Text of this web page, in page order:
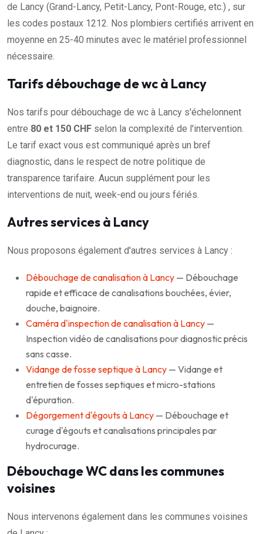
de Lancy (Grand-Lancy, Petit-Lancy, Pont-Rouge, etc.) , sur
les codes postaux 1212. Nos plombiers certifiés arrivent en
moyenne en 25-40 minutes avec le matériel professionnel
nécessaire.
Tarifs débouchage de wc à Lancy
Nos tarifs pour débouchage de wc à Lancy s'échelonnent
entre 80 et 150 CHF selon la complexité de l'intervention.
Le tarif exact vous est communiqué après un bref
diagnostic, dans le respect de notre politique de
transparence tarifaire. Aucun supplément pour les
interventions de nuit, week-end ou jours fériés.
Autres services à Lancy
Nous proposons également d'autres services à Lancy :
Débouchage de canalisation à Lancy — Débouchage
rapide et efficace de canalisations bouchées, évier,
douche, baignoire.
Caméra d'inspection de canalisation à Lancy —
Inspection vidéo de canalisations pour diagnostic précis
sans casse.
Vidange de fosse septique à Lancy — Vidange et
entretien de fosses septiques et micro-stations
d'épuration.
Dégorgement d'égouts à Lancy — Débouchage et
curage d'égouts et canalisations principales par
hydrocurage.
Débouchage WC dans les communes
voisines
Nous intervenons également dans les communes voisines